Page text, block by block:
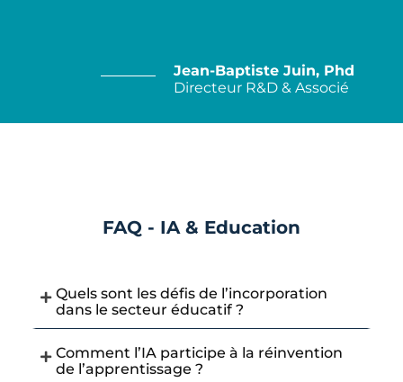
Jean-Baptiste Juin, Phd
Directeur R&D & Associé
FAQ - IA & Education
Quels sont les défis de l’incorporation
dans le secteur éducatif ?
Comment l’IA participe à la réinvention
de l’apprentissage ?